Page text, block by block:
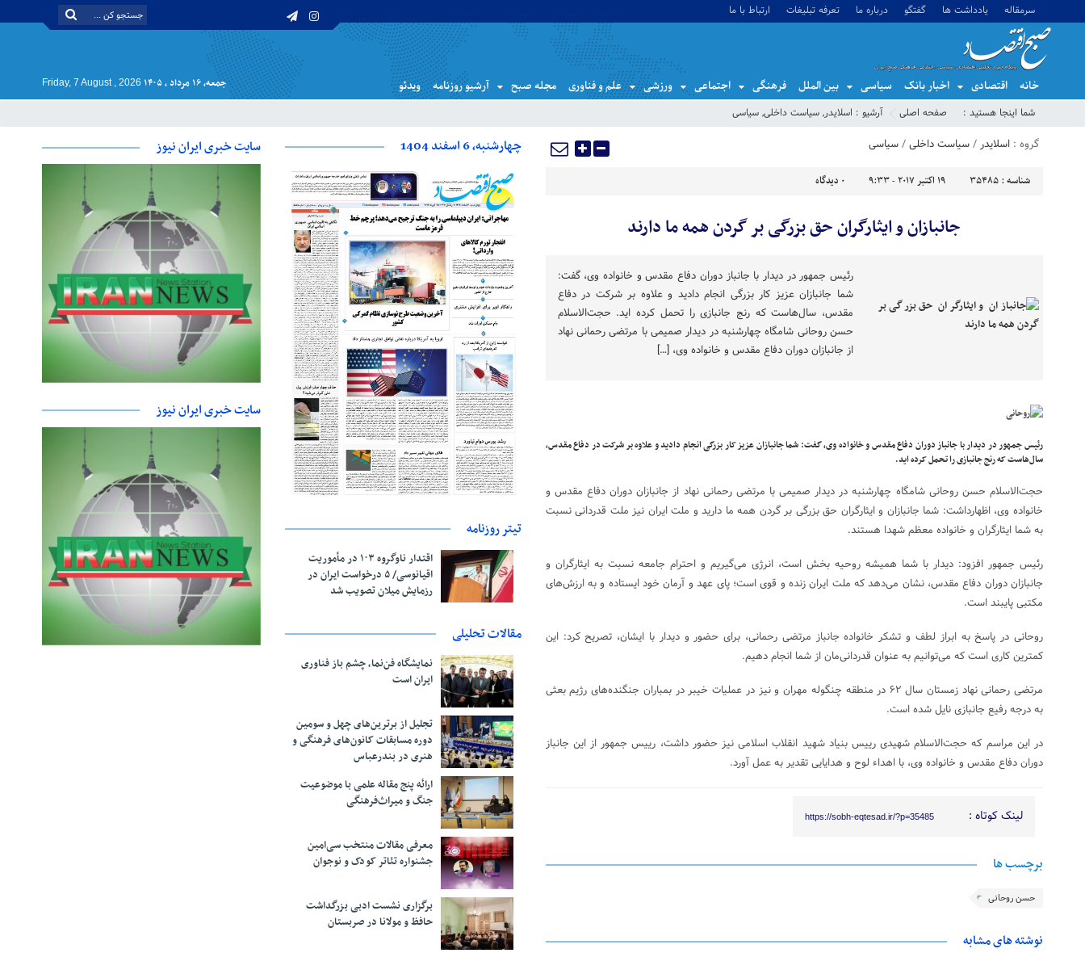
سرمقاله یادداشت ها گفتگو درباره ما تعرفه تبلیغات ارتباط با ما
خانه اقتصادی اخبار بانک سیاسی بین الملل فرهنگی اجتماعی ورزشی علم و فناوری مجله صبح آرشیو روزنامه ویدئو جمعه, ۱۶ مرداد , ۱۴۰۵ Friday, 7 August , 2026
شما اینجا هستید : صفحه اصلی آرشیو : اسلایدر, سیاست داخلی, سیاسی
گروه : اسلایدر/سیاست داخلی/سیاسی
شناسه : 35485 19 اکتبر 2017 - 9:33 0 دیدگاه
جانبازان و ایثارگران حق بزرگی بر گردن همه ما دارند
رئیس جمهور در دیدار با جانباز دوران دفاع مقدس و خانواده وی، گفت:
شما جانبازان عزیز کار بزرگی انجام دادید و علاوه بر شرکت در دفاع
مقدس، سال‌هاست که رنج جانبازی را تحمل کرده اید. حجت‌الاسلام
حسن روحانی شامگاه چهارشنبه در دیدار صمیمی با مرتضی رحمانی نهاد
از جانبازان دوران دفاع مقدس و خانواده وی، […]
رئیس جمهور در دیدار با جانباز دوران دفاع مقدس و خانواده وی، گفت: شما جانبازان عزیز کار بزرگی انجام دادید و علاوه بر شرکت در دفاع مقدس،
سال‌هاست که رنج جانبازی را تحمل کرده اید.
حجت‌الاسلام حسن روحانی شامگاه چهارشنبه در دیدار صمیمی با مرتضی رحمانی نهاد از جانبازان دوران دفاع مقدس و
خانواده وی، اظهارداشت: شما جانبازان و ایثارگران حق بزرگی بر گردن همه ما دارید و ملت ایران نیز ملت قدردانی نسبت
به شما ایثارگران و خانواده‌ معظم شهدا هستند.
رئیس جمهور افزود: دیدار با شما همیشه روحیه بخش است، انرژی می‌گیریم و احترام جامعه نسبت به ایثارگران و
جانبازان دوران دفاع مقدس، نشان می‌دهد که ملت ایران زنده و قوی است؛ پای عهد و آرمان خود ایستاده و به ارزش‌های
مکتبی پایبند است.
روحانی در پاسخ به ابراز لطف و تشکر خانواده جانباز مرتضی رحمانی، برای حضور و دیدار با ایشان، تصریح کرد: این
کمترین کاری است که می‌توانیم به عنوان قدردانی‌مان از شما انجام دهیم.
مرتضی رحمانی نهاد زمستان سال ۶۲ در منطقه چنگوله مهران و نیز در عملیات خیبر در بمباران جنگنده‌های رژیم بعثی
به درجه رفیع جانبازی نایل شده است.
در این مراسم که حجت‌الاسلام شهیدی رییس بنیاد شهید انقلاب اسلامی نیز حضور داشت، رییس جمهور از این جانباز
دوران دفاع مقدس و خانواده وی، با اهداء لوح و هدایایی تقدیر به عمل آورد.
لینک کوتاه : https://sobh-eqtesad.ir/?p=35485
برچسب ها
حسن روحانی
نوشته های مشابه
چهارشنبه، 6 اسفند 1404
تیتر روزنامه
اقتدار ناوگروه ۱۰۳ در مأموریت‌
اقیانوسی/ ۵ درخواست ایران در
رزمایش میلان تصویب شد
مقالات تحلیلی
نمایشگاه فن‌نما، چشم باز فناوری
ایران است
تجلیل از بر‌ترین‌های چهل و سومین
دوره مسابقات کانون‌های فرهنگی و
هنری در بندرعباس
ارائه پنج مقاله علمی با موضوعیت
جنگ و میراث‌فرهنگی
معرفی مقالات منتخب سی‌امین
جشنواره تئاتر کودک و نوجوان
برگزاری نشست ادبی بزرگداشت
حافظ و مولانا در صربستان
سایت خبری ایران نیوز
سایت خبری ایران نیوز